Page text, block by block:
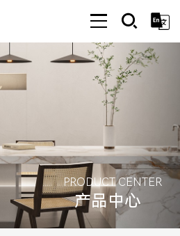
PRODUCT CENTER
产品中心